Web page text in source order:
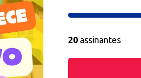
20 assinantes